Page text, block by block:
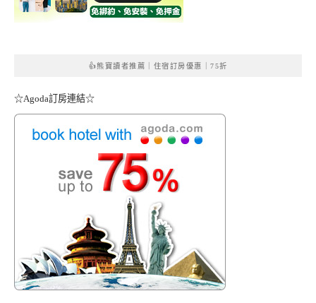
👍熊寶讀者推薦｜住宿訂房優惠｜75折
☆Agoda訂房連結☆